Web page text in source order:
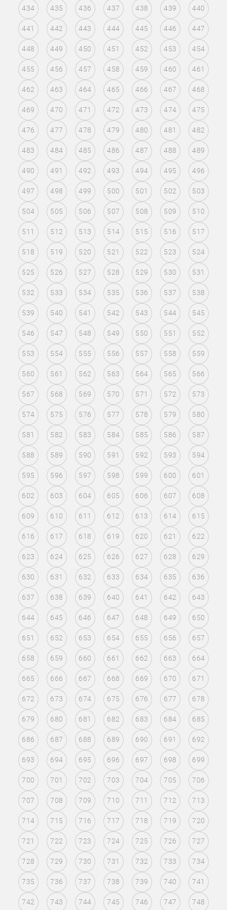
434 435 436 437 438 439 440
441 442 443 444 445 446 447
448 449 450 451 452 453 454
455 456 457 458 459 460 461
462 463 464 465 466 467 468
469 470 471 472 473 474 475
476 477 478 479 480 481 482
483 484 485 486 487 488 489
490 491 492 493 494 495 496
497 498 499 500 501 502 503
504 505 506 507 508 509 510
511 512 513 514 515 516 517
518 519 520 521 522 523 524
525 526 527 528 529 530 531
532 533 534 535 536 537 538
539 540 541 542 543 544 545
546 547 548 549 550 551 552
553 554 555 556 557 558 559
560 561 562 563 564 565 566
567 568 569 570 571 572 573
574 575 576 577 578 579 580
581 582 583 584 585 586 587
588 589 590 591 592 593 594
595 596 597 598 599 600 601
602 603 604 605 606 607 608
609 610 611 612 613 614 615
616 617 618 619 620 621 622
623 624 625 626 627 628 629
630 631 632 633 634 635 636
637 638 639 640 641 642 643
644 645 646 647 648 649 650
651 652 653 654 655 656 657
658 659 660 661 662 663 664
665 666 667 668 669 670 671
672 673 674 675 676 677 678
679 680 681 682 683 684 685
686 687 688 689 690 691 692
693 694 695 696 697 698 699
700 701 702 703 704 705 706
707 708 709 710 711 712 713
714 715 716 717 718 719 720
721 722 723 724 725 726 727
728 729 730 731 732 733 734
735 736 737 738 739 740 741
742 743 744 745 746 747 748